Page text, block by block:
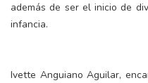
además de ser el inicio de
infancia.
Ivette Anguiano Aguilar,